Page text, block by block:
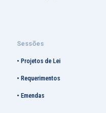
Sessões
• Projetos de Lei
• Requerimentos
• Emendas